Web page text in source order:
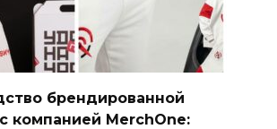
брендированной
компанией MerchOne: